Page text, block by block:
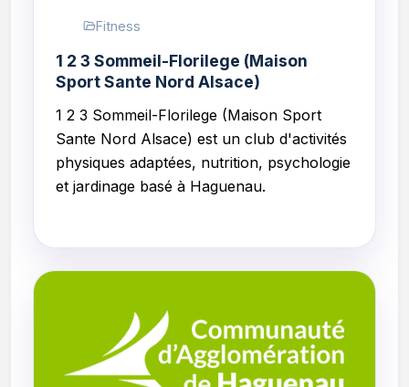
Fitness
1 2 3 Sommeil-Florilege (Maison
Sport Sante Nord Alsace)
1 2 3 Sommeil-Florilege (Maison Sport
Sante Nord Alsace) est un club d'activités
physiques adaptées, nutrition, psychologie
et jardinage basé à Haguenau.